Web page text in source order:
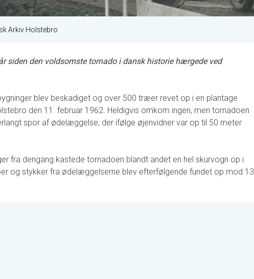
Arkiv Holstebro
siden den voldsomste tornado i dansk historie hærgede ved
blev beskadiget og over 500 træer revet op i en plantage
den 11. februar 1962. Heldigvis omkom ingen, men tornadoen
spor af ødelæggelse, der ifølge øjenvidner var op til 50 meter
fra dengang kastede tornadoen blandt andet en hel skurvogn op i
og stykker fra ødelæggelserne blev efterfølgende fundet op mod 13